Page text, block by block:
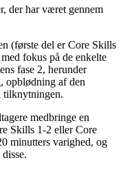
der har været gennem
(første del er Core Skills
fokus på de enkelte
fase 2, herunder
opblødning af den
tilknytningen.
medbringe en
Skills 1-2 eller Core
minutters varighed, og